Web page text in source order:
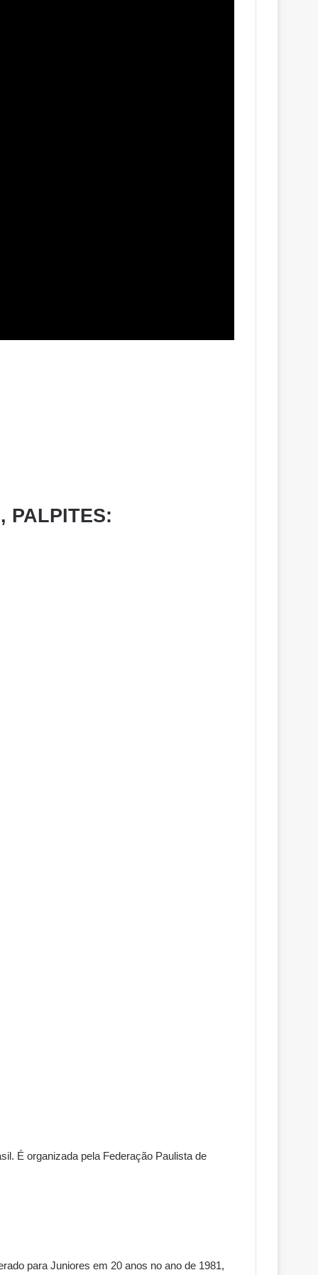
PALPITES:
É organizada pela Federação Paulista de
para Juniores em 20 anos no ano de 1981,